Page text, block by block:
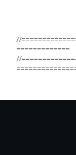
//
=============
//